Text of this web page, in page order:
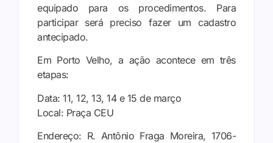
equipado para os procedimentos. Para
participar será preciso fazer um cadastro
antecipado.
Em Porto Velho, a ação acontece em três
etapas:
Data: 11, 12, 13, 14 e 15 de março
Local: Praça CEU
Endereço: R. Antônio Fraga Moreira, 1706-